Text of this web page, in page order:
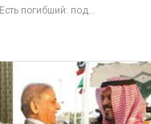
Есть погибший: под...